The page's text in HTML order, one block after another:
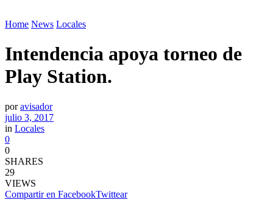
Home News Locales
Intendencia apoya torneo de
Play Station.
por avisador
julio 3, 2017
in Locales
0
0
SHARES
29
VIEWS
Compartir en FacebookTwittear